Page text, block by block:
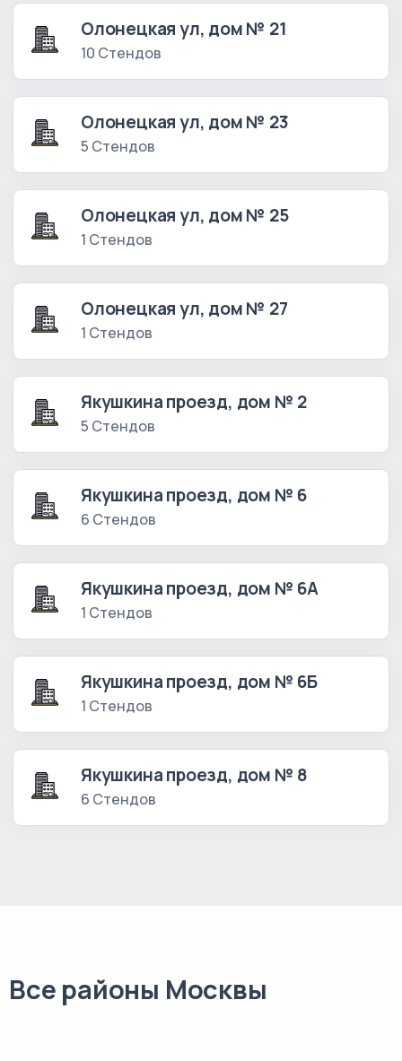
Олонецкая ул, дом № 21
10 Стендов
Олонецкая ул, дом № 23
5 Стендов
Олонецкая ул, дом № 25
1 Стендов
Олонецкая ул, дом № 27
1 Стендов
Якушкина проезд, дом № 2
5 Стендов
Якушкина проезд, дом № 6
6 Стендов
Якушкина проезд, дом № 6А
1 Стендов
Якушкина проезд, дом № 6Б
1 Стендов
Якушкина проезд, дом № 8
6 Стендов
Все районы Москвы